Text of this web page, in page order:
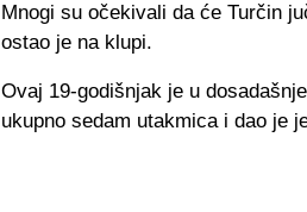
Mnogi su očekivali da će Turčin
ostao je na klupi.
Ovaj 19-godišnjak je u
ukupno sedam utakmica i dao je